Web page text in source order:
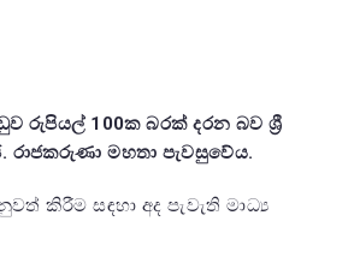
රුපියල් 100ක බරක් දරන බව ශ්‍රී
රාජකරුණා මහතා පැවසුවේය.
කිරීම සඳහා අද පැවැති මාධ්‍ය